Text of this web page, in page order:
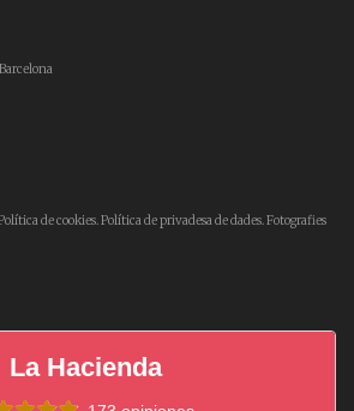
de cookies.Política de privadesa de dades.Fotografies
La Hacienda